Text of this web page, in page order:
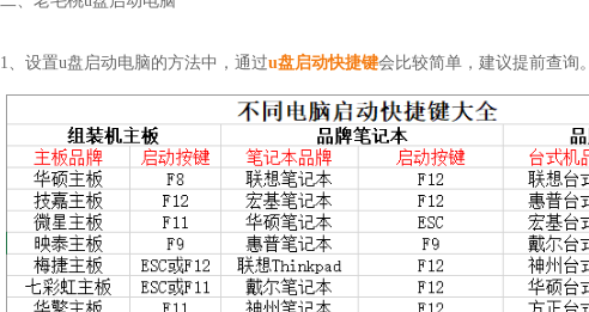
1、设置u盘启动电脑的方法中，通过u盘启动快捷键会比较简单，建议提前查询。